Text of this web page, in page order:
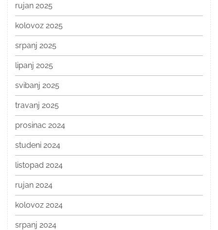
rujan 2025
kolovoz 2025
srpanj 2025
lipanj 2025
svibanj 2025
travanj 2025
prosinac 2024
studeni 2024
listopad 2024
rujan 2024
kolovoz 2024
srpanj 2024